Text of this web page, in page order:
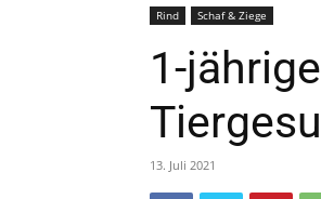
Rind Schaf & Ziege
1-
13. Juli 2021